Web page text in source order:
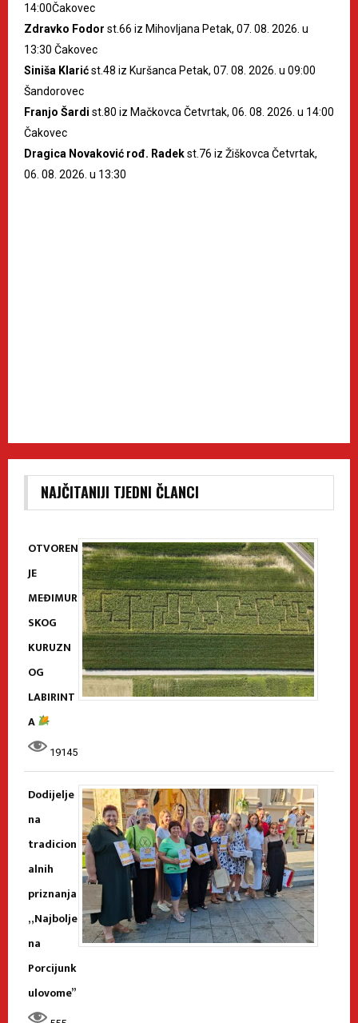
14:00Čakovec
Zdravko Fodor st.66 iz Mihovljana Petak, 07. 08. 2026. u
13:30 Čakovec
Siniša Klarićst.48 iz Kuršanca Petak, 07. 08. 2026. u 09:00
Šandorovec
Franjo Šardi st.80 iz Mačkovca Četvrtak, 06. 08. 2026. u 14:00
Čakovec
Dragica Novaković rođ. Radekst.76 iz Žiškovca Četvrtak,
06. 08. 2026. u 13:30
NAJČITANIJI TJEDNI ČLANCI
OTVOREN
JE
MEĐIMUR
SKOG
KURUZN
OG
LABIRINT
A
19145
Dodijelje
na
tradicion
alnih
priznanja
„Najbolje
na
Porcijunk
ulovome”